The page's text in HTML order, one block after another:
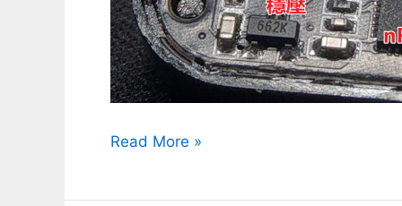
AimXY
Read More »